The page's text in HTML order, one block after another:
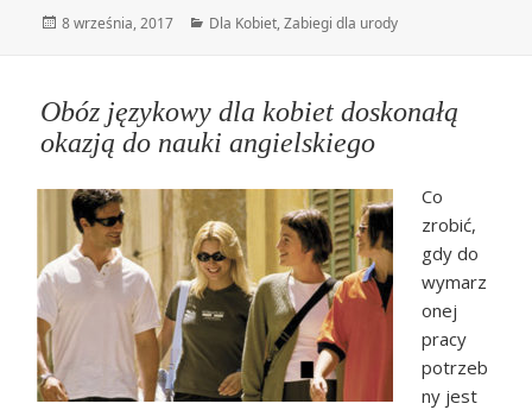
Data
8 września, 2017 Kategorie
Dla Kobiet,Zabiegi dla urody
Obóz językowy dla kobiet doskonałą
okazją do nauki angielskiego
Co
zrobić,
gdy do
wymarz
onej
pracy
potrzeb
ny jest